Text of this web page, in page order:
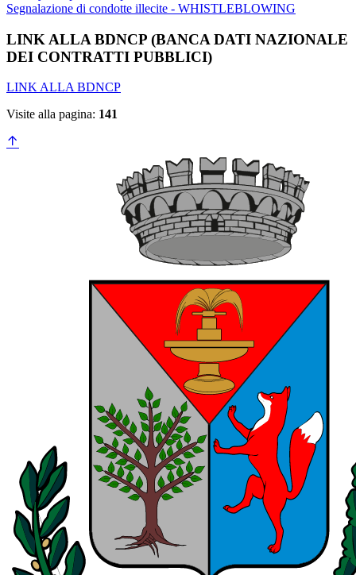
Segnalazione di condotte illecite - WHISTLEBLOWING
LINK ALLA BDNCP (BANCA DATI NAZIONALE
DEI CONTRATTI PUBBLICI)
LINK ALLA BDNCP
Visite alla pagina: 141